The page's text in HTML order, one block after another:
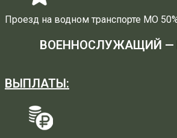
Проезд на водном транспорте МО
ВОЕННОСЛУЖАЩИЙ —
ВЫПЛАТЫ: